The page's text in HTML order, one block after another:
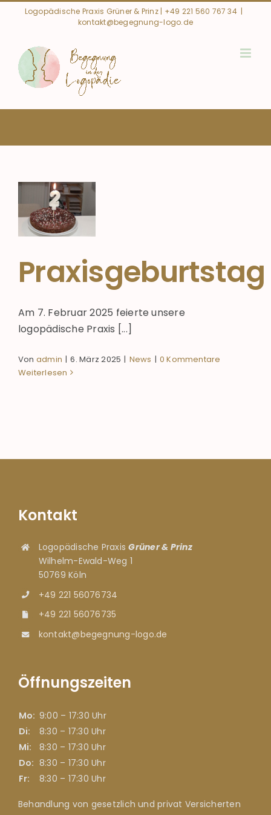
Logopädische Praxis Grüner & Prinz | +49 221 560 767 34 |
kontakt@begegnung-logo.de
Praxisgeburtstag
Am 7. Februar 2025 feierte unsere
logopädische Praxis [...]
Von admin | 6. März 2025 | News | 0 Kommentare
Weiterlesen
Kontakt
Logopädische PraxisGrüner & Prinz
Wilhelm-Ewald-Weg 1
50769 Köln
+49 221 56076734
+49 221 56076735
kontakt@begegnung-logo.de
Öffnungszeiten
Mo: 9:00 – 17:30 Uhr
Di:
8:30 – 17:30 Uhr
Mi:
8:30 – 17:30 Uhr
Do: 8:30 – 17:30 Uhr
Fr:
8:30 – 17:30 Uhr
Behandlung von gesetzlich und privat Versicherten